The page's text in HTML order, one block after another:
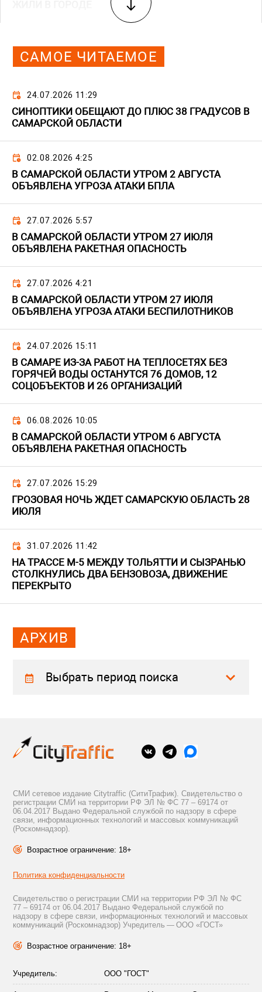
САМОЕ ЧИТАЕМОЕ
24.07.2026 11:29
СИНОПТИКИ ОБЕЩАЮТ ДО ПЛЮС 38 ГРАДУСОВ В
САМАРСКОЙ ОБЛАСТИ
02.08.2026 4:25
В САМАРСКОЙ ОБЛАСТИ УТРОМ 2 АВГУСТА
ОБЪЯВЛЕНА УГРОЗА АТАКИ БПЛА
27.07.2026 5:57
В САМАРСКОЙ ОБЛАСТИ УТРОМ 27 ИЮЛЯ
ОБЪЯВЛЕНА РАКЕТНАЯ ОПАСНОСТЬ
27.07.2026 4:21
В САМАРСКОЙ ОБЛАСТИ УТРОМ 27 ИЮЛЯ
ОБЪЯВЛЕНА УГРОЗА АТАКИ БЕСПИЛОТНИКОВ
24.07.2026 15:11
В САМАРЕ ИЗ-ЗА РАБОТ НА ТЕПЛОСЕТЯХ БЕЗ
ГОРЯЧЕЙ ВОДЫ ОСТАНУТСЯ 76 ДОМОВ, 12
СОЦОБЪЕКТОВ И 26 ОРГАНИЗАЦИЙ
06.08.2026 10:05
В САМАРСКОЙ ОБЛАСТИ УТРОМ 6 АВГУСТА
ОБЪЯВЛЕНА РАКЕТНАЯ ОПАСНОСТЬ
27.07.2026 15:29
ГРОЗОВАЯ НОЧЬ ЖДЕТ САМАРСКУЮ ОБЛАСТЬ 28
ИЮЛЯ
31.07.2026 11:42
НА ТРАССЕ М-5 МЕЖДУ ТОЛЬЯТТИ И СЫЗРАНЬЮ
СТОЛКНУЛИСЬ ДВА БЕНЗОВОЗА, ДВИЖЕНИЕ
ПЕРЕКРЫТО
АРХИВ
Выбрать период поиска
СМИ сетевое издание Citytraffic (СитиТрафик). Свидетельство о
регистрации СМИ на территории РФ ЭЛ № ФС 77 – 69174 от
06.04.2017 Выдано Федеральной службой по надзору в сфере
связи, информационных технологий и массовых коммуникаций
(Роскомнадзор).
Возрастное ограничение: 18+
Политика конфиденциальности
Свидетельство о регистрации СМИ на территории РФ ЭЛ № ФС
77 – 69174 от 06.04.2017 Выдано Федеральной службой по
надзору в сфере связи, информационных технологий и массовых
коммуникаций (Роскомнадзор) Учредитель — ООО «ГОСТ»
Возрастное ограничение: 18+
Учредитель: ООО "ГОСТ"